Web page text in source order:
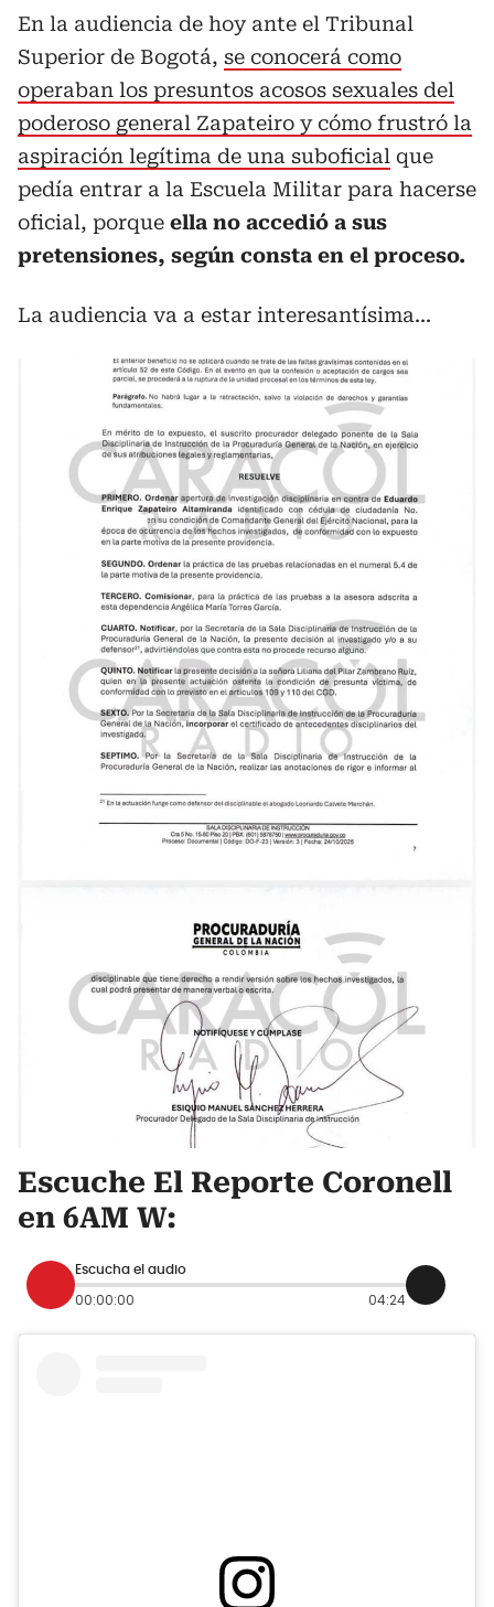
En la audiencia de hoy ante el Tribunal
Superior de Bogotá, se conocerá como
operaban los presuntos acosos sexuales del
poderoso general Zapateiro y cómo frustró la
aspiración legítima de una suboficial que
pedía entrar a la Escuela Militar para hacerse
oficial, porque ella no accedió a sus
pretensiones, según consta en el proceso.
La audiencia va a estar interesantísima...
Escuche El Reporte Coronell
en 6AM W:
Escucha el audio
00:00:00 04:24